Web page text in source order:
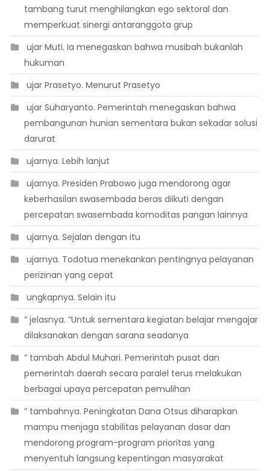
tambang turut menghilangkan ego sektoral dan
memperkuat sinergi antaranggota grup
 ujar Muti. Ia menegaskan bahwa musibah bukanlah
hukuman
 ujar Prasetyo. Menurut Prasetyo
 ujar Suharyanto. Pemerintah menegaskan bahwa
pembangunan hunian sementara bukan sekadar solusi
darurat
 ujarnya. Lebih lanjut
 ujarnya. Presiden Prabowo juga mendorong agar
keberhasilan swasembada beras diikuti dengan
percepatan swasembada komoditas pangan lainnya
 ujarnya. Sejalan dengan itu
 ujarnya. Todotua menekankan pentingnya pelayanan
perizinan yang cepat
 ungkapnya. Selain itu
” jelasnya. “Untuk sementara kegiatan belajar mengajar
dilaksanakan dengan sarana seadanya
” tambah Abdul Muhari. Pemerintah pusat dan
pemerintah daerah secara paralel terus melakukan
berbagai upaya percepatan pemulihan
” tambahnya. Peningkatan Dana Otsus diharapkan
mampu menjaga stabilitas pelayanan dasar dan
mendorong program-program prioritas yang
menyentuh langsung kepentingan masyarakat